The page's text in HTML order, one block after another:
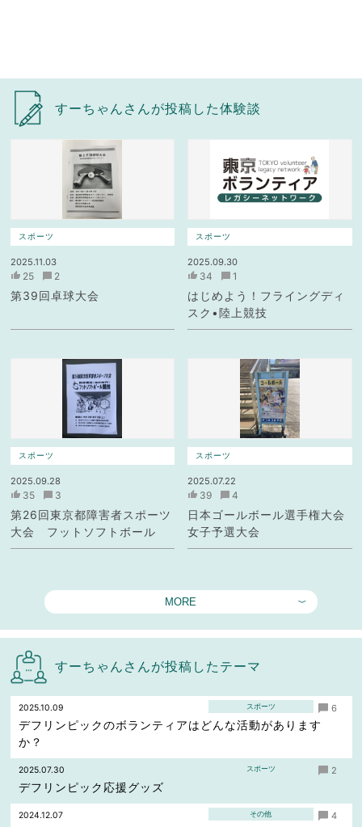
すーちゃんさんが投稿した体験談
スポーツ
2025.11.03
25 2
第39回卓球大会
スポーツ
2025.09.30
34 1
はじめよう！フライングディ
スク•陸上競技
スポーツ
2025.09.28
35 3
第26回東京都障害者スポーツ
大会 フットソフトボール
スポーツ
2025.07.22
39 4
日本ゴールボール選手権大会
女子予選大会
MORE
すーちゃんさんが投稿したテーマ
2025.10.09
デフリンピックのボランティアはどんな活動があります
か？
スポーツ 6
2025.07.30
デフリンピック応援グッズ
スポーツ 2
2024.12.07 その他 4